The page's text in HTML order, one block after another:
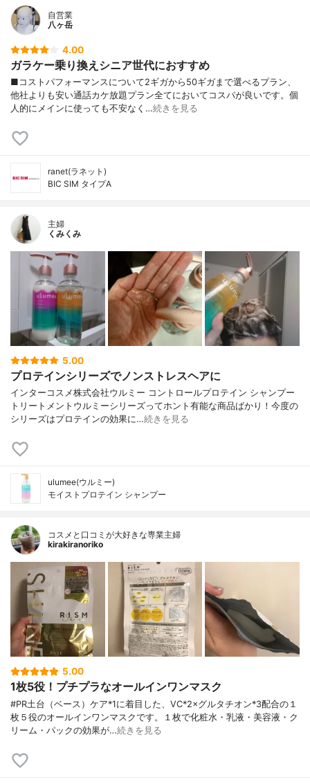
自営業
八ヶ岳
4.00
ガラケー乗り換えシニア世代におすすめ
■コストパフォーマンスについて2ギガから50ギガまで選べるプラン、
他社よりも安い通話カケ放題プラン全てにおいてコスパが良いです。個
人的にメインに使っても不安なく…続きを見る
ranet(ラネット)
BIC SIM タイプA
主婦
くみくみ
5.00
プロテインシリーズでノンストレスヘアに
インターコスメ株式会社ウルミー コントロールプロテイン シャンプー
トリートメントウルミーシリーズってホント有能な商品ばかり！今度の
シリーズはプロテインの効果に…続きを見る
ulumee(ウルミー)
モイストプロテイン シャンプー
コスメと口コミが大好きな専業主婦
kirakiranoriko
5.00
1枚5役！プチプラなオールインワンマスク
#PR土台（ベース）ケア*1に着目した、VC*2×グルタチオン*3配合の１
枚５役のオールインワンマスクです。１枚で化粧水・乳液・美容液・ク
リーム・パックの効果が…続きを見る